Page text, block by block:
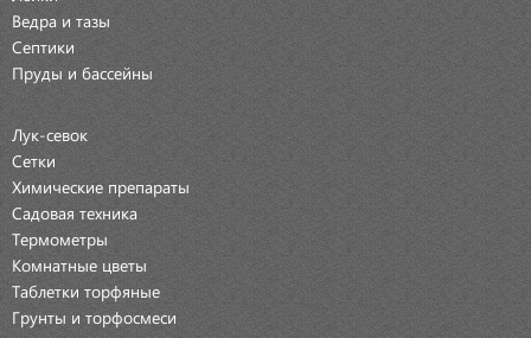
Ведра и тазы
Септики
Пруды и бассейны
Лук-севок
Сетки
Химические препараты
Садовая техника
Термометры
Комнатные цветы
Таблетки торфяные
Грунты и торфосмеси